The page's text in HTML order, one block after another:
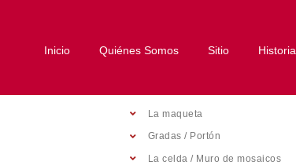
Inicio Quiénes Somos Sitio Historia
La maqueta
Gradas / Portón
La celda / Muro de mosaicos